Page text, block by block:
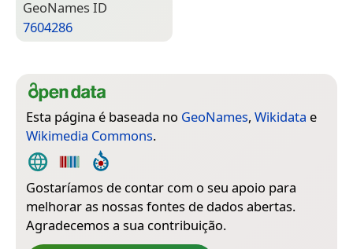
Geo­Names ID
7604286
Esta página é baseada no GeoNames, Wikidata e
Wikimedia Commons.
Gostaríamos de contar com o seu apoio para
melhorar as nossas fontes de dados abertas.
Agradecemos a sua contribuição.